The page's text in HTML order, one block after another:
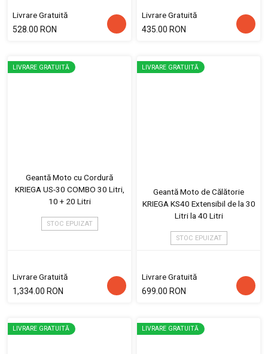
Livrare Gratuită
528.00 RON
Livrare Gratuită
435.00 RON
LIVRARE GRATUITĂ
Geantă Moto cu Cordură
KRIEGA US-30 COMBO 30 Litri,
10 + 20 Litri
STOC EPUIZAT
Livrare Gratuită
1,334.00 RON
LIVRARE GRATUITĂ
Geantă Moto de Călătorie
KRIEGA KS40 Extensibil de la 30
Litri la 40 Litri
STOC EPUIZAT
Livrare Gratuită
699.00 RON
LIVRARE GRATUITĂ LIVRARE GRATUITĂ